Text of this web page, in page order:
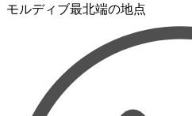
モルディブ最北端の地点